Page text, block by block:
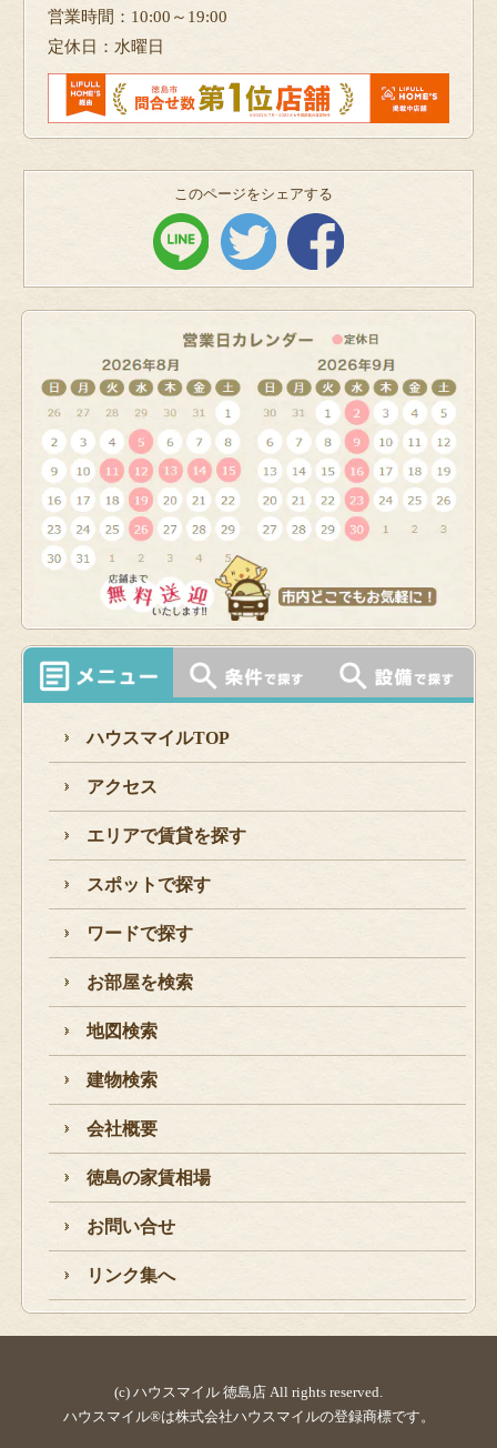
営業時間：10:00～19:00
定休日：水曜日
このページをシェアする
ハウスマイルTOP
アクセス
エリアで賃貸を探す
スポットで探す
ワードで探す
お部屋を検索
地図検索
建物検索
会社概要
徳島の家賃相場
お問い合せ
リンク集へ
(c) ハウスマイル 徳島店 All rights reserved.
ハウスマイル®は株式会社ハウスマイルの登録商標です。